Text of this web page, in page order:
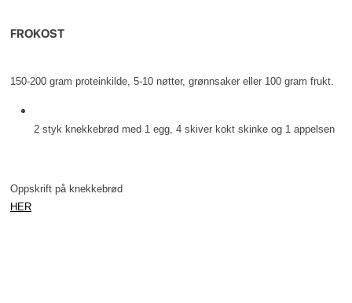
FROKOST
150-200 gram proteinkilde, 5-10 nøtter, grønnsaker eller 100 gram frukt.
2 styk knekkebrød med 1 egg, 4 skiver kokt skinke og 1 appelsen
Oppskrift på knekkebrød
HER